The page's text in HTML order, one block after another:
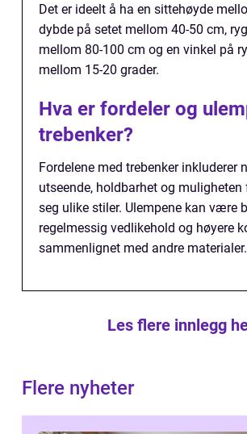
Det er ideelt å ha en sittehøyde
dybde på setet mellom 40-50 cm,
mellom 80-100 cm og en vinkel på
mellom 15-20 grader.
Hva er fordeler og
trebenker?
Fordelene med trebenker inkluderer
utseende, holdbarhet og
seg ulike stiler. Ulempene kan være
regelmessig vedlikehold og høyere
sammenlignet med andre materialer.
Les flere innlegg
Flere nyheter